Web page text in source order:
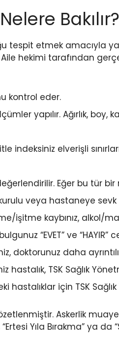
Bakılır?
tespit etmek amacıyla
hekimi tarafından
kontrol eder.
yapılır. Ağırlık, boy,
indeksiniz elverişli
Eğer bu tür bir
veya hastaneye sevk
işitme kaybınız, alkol/
“EVET” ve
doktorunuz daha
hastalık, TSK Sağlık
hastalıklar için TSK
Askerlik
Yıla Bırakma” ya